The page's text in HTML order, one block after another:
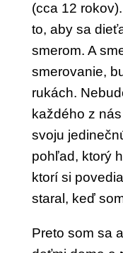
(cca 12 rokov).
to, aby sa
smerom. A
smerovanie,
rukách.
každého z
svoju
pohľad, ktorý
ktorí si
staral, keď
Preto som sa